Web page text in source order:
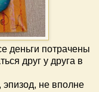
деньги потрачены
друг у друга в
не вполне